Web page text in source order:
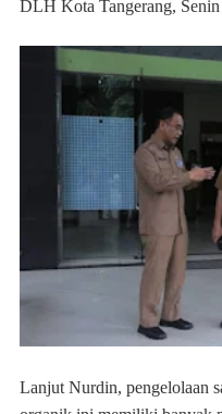
DLH Kota Tangerang,
Lanjut Nurdin, pengelolaan